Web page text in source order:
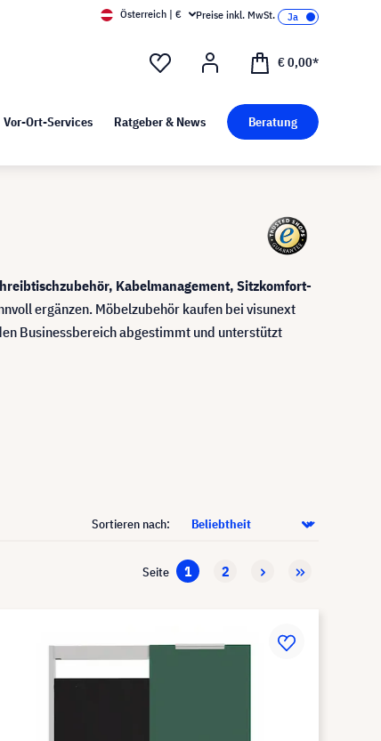
Kunst bei visunext
Österreich | € Preise inkl. MwSt.
€ 0,00*
Vor-Ort-Services Ratgeber & News Beratung
Kabelmanagement, Sitzkomfort-
ergänzen. Möbelzubehör kaufen bei visunext
Businessbereich abgestimmt und unterstützt
Sortieren nach:
Seite 1 2